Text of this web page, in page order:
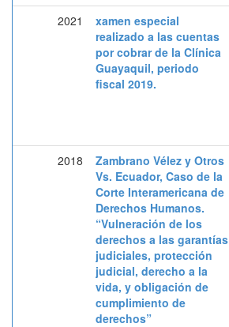
2021
xamen especial
realizado a las cuentas
por cobrar de la Clínica
Guayaquil, periodo
fiscal 2019.
2018
Zambrano Vélez y Otros
Vs. Ecuador, Caso de la
Corte Interamericana de
Derechos Humanos.
“Vulneración de los
derechos a las garantías
judiciales, protección
judicial, derecho a la
vida, y obligación de
cumplimiento de
derechos”